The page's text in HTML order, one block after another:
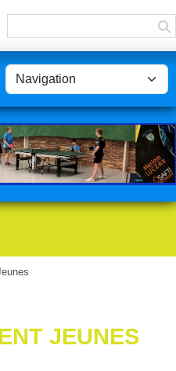
JEUNES